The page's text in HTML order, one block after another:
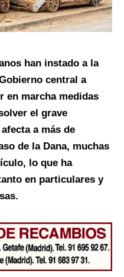
han instado a la
central a
en marcha medidas
el grave
a más de
de la Dana, muchas
lo que ha
en particulares y